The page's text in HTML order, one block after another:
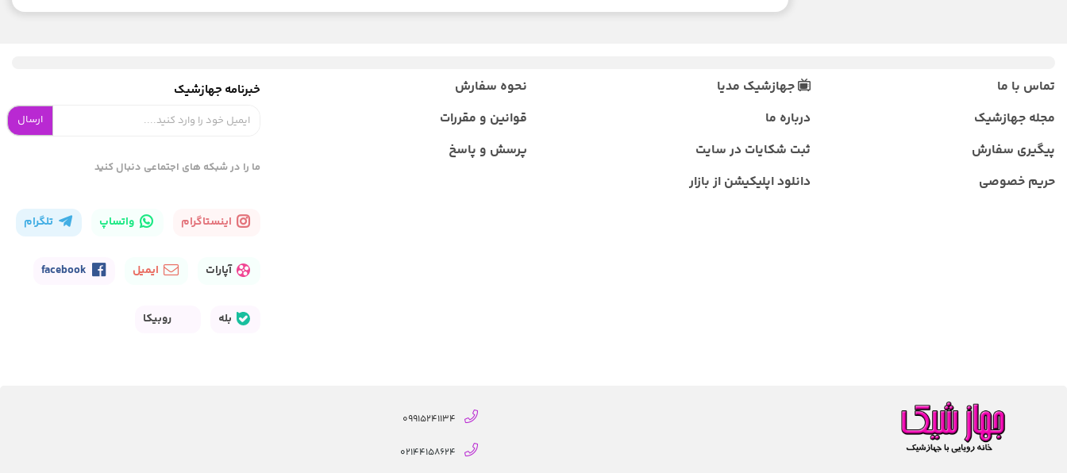
تماس با ما جهازشیک مدیا
نحوه سفارش
مجله جهازشیک
درباره ما
قوانین و مقررات
پیگیری سفارش
ثبت شکایات در سایت
پرسش و پاسخ
حریم خصوصی
دانلود اپلیکیشن از بازار
خبرنامه جهازشیک
ارسال
ما را در شبکه های اجتماعی دنبال کنید
اینستاگرام واتساپ تلگرام
آپارات ایمیل
بله روبیکا
09915241134
02144158624